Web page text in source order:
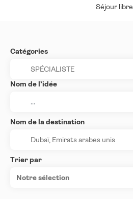
Séjour libre
Catégories
Nom de l’idée
Nom de la destination
Trier par
Notre sélection